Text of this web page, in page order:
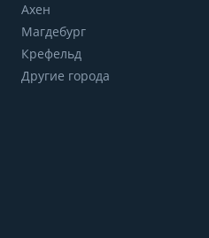
Ахен
Магдебург
Крефельд
Другие города